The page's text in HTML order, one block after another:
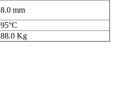
8.0 mm
95°C
88.0 Kg